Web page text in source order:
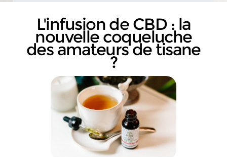
L'infusion de CBD : la
nouvelle coqueluche
des amateurs de tisane
?